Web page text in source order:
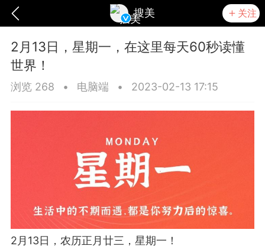
搜美 关注
爆汗熊 卡卡动能素 无创溶斑术
2月13日，星期一，在这里每天60秒读懂
世界！
浏览 268 • 电脑端 • 2023-02-13 17:15
2月13日，农历正月廿三，星期一！